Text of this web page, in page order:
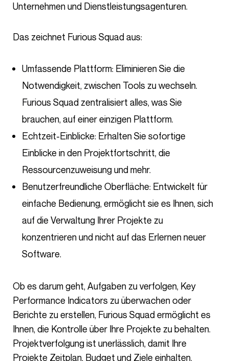
Unternehmen und Dienstleistungsagenturen.
Das zeichnet Furious Squad aus:
Umfassende Plattform: Eliminieren Sie die
Notwendigkeit, zwischen Tools zu wechseln.
Furious Squad zentralisiert alles, was Sie
brauchen, auf einer einzigen Plattform.
Echtzeit-Einblicke: Erhalten Sie sofortige
Einblicke in den Projektfortschritt, die
Ressourcenzuweisung und mehr.
Benutzerfreundliche Oberfläche: Entwickelt für
einfache Bedienung, ermöglicht sie es Ihnen, sich
auf die Verwaltung Ihrer Projekte zu
konzentrieren und nicht auf das Erlernen neuer
Software.
Ob es darum geht, Aufgaben zu verfolgen, Key
Performance Indicators zu überwachen oder
Berichte zu erstellen, Furious Squad ermöglicht es
Ihnen, die Kontrolle über Ihre Projekte zu behalten.
Projektverfolgung ist unerlässlich, damit Ihre
Projekte Zeitplan, Budget und Ziele einhalten.